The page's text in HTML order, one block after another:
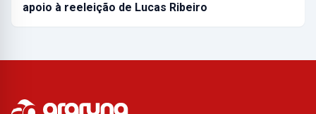
apoio à reeleição de Lucas Ribeiro